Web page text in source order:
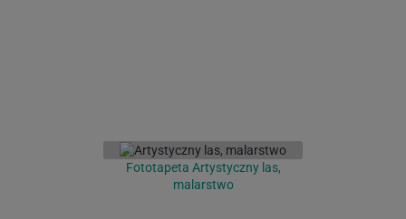
Fototapeta Artystyczny las,
malarstwo